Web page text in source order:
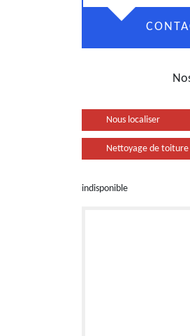
Nous localiser
Nettoyage de
indisponible